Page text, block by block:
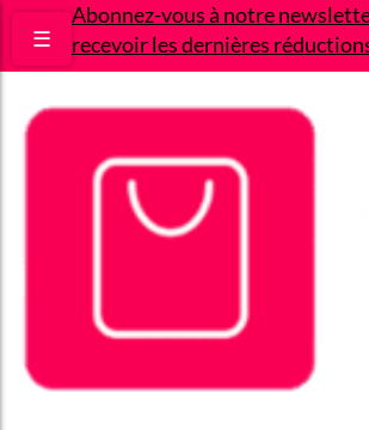
Abonnez-vous à notre
recevoir les dernières
☰